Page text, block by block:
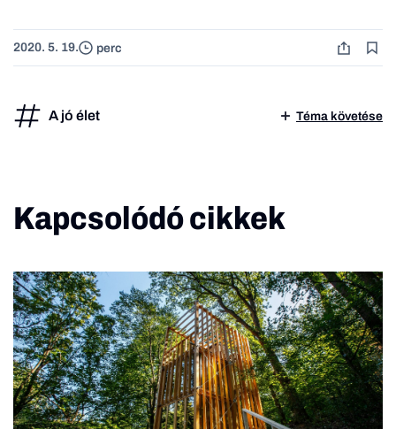
2020. 5. 19. perc
A jó élet Téma követése
Kapcsolódó cikkek